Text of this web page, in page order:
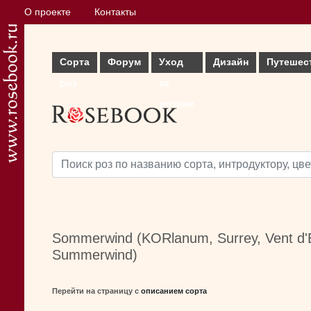
О проекте Контакты
Сорта
Форум
Уход
Дизайн
Sommerwind (KORlanum, Surrey, Vent
Summerwind)
Перейти на страницу с описанием сорта